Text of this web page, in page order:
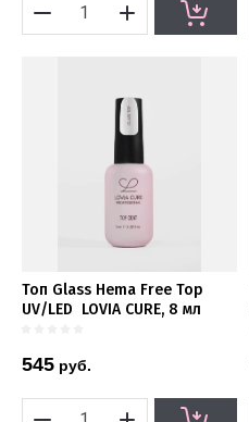
Топ Glass Hema Free Top
UV/LED LOVIA CURE, 8 мл
545 руб.